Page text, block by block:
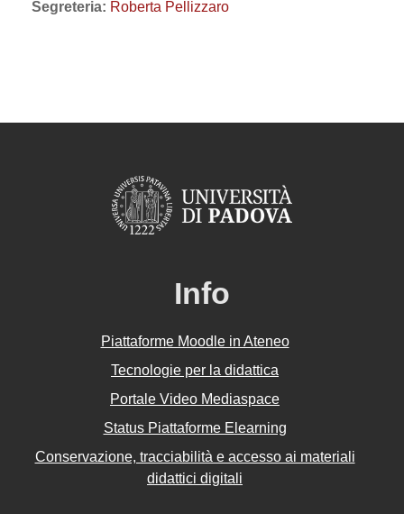
Segreteria: Roberta Pellizzaro
Info
Piattaforme Moodle in Ateneo
Tecnologie per la didattica
Portale Video Mediaspace
Status Piattaforme Elearning
Conservazione, tracciabilità e accesso ai materiali
didattici digitali